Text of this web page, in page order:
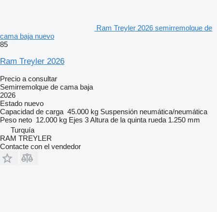
Ram Treyler 2026 semirremolque de
cama baja nuevo
85
Ram Treyler 2026
Precio a consultar
Semirremolque de cama baja
2026
Estado nuevo
Capacidad de carga 45.000 kg Suspensión neumática/neumática
Peso neto 12.000 kg Ejes 3Altura de la quinta rueda 1.250 mm
Turquía
RAM TREYLER
Contacte con el vendedor